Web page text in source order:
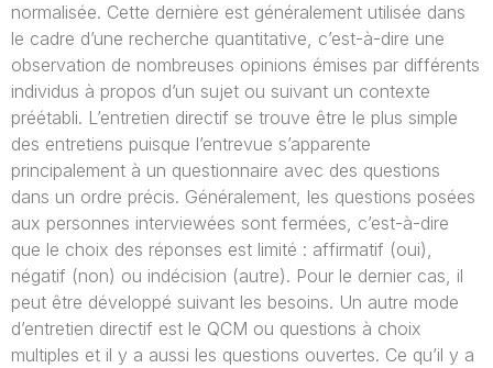
normalisée. Cette dernière est généralement utilisée dans
le cadre d’une recherche quantitative, c’est-à-dire une
observation de nombreuses opinions émises par différents
individus à propos d’un sujet ou suivant un contexte
préétabli. L’entretien directif se trouve être le plus simple
des entretiens puisque l’entrevue s’apparente
principalement à un questionnaire avec des questions
dans un ordre précis. Généralement, les questions posées
aux personnes interviewées sont fermées, c’est-à-dire
que le choix des réponses est limité : affirmatif (oui),
négatif (non) ou indécision (autre). Pour le dernier cas, il
peut être développé suivant les besoins. Un autre mode
d’entretien directif est le QCM ou questions à choix
multiples et il y a aussi les questions ouvertes. Ce qu’il y a